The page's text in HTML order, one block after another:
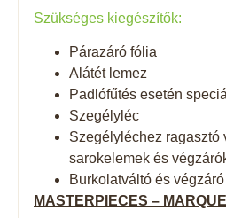
Szükséges kiegészítők:
Párazáró fólia
Alátét lemez
Padlófűtés esetén
Szegélyléc
Szegélyléchez ragasztó
sarokelemek és
Burkolatváltó és
MASTERPIECES –